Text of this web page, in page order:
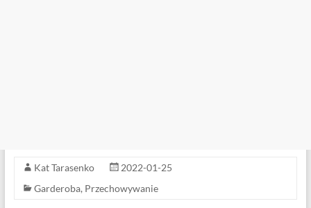
Kat Tarasenko
2022-01-25
Garderoba, Przechowywanie